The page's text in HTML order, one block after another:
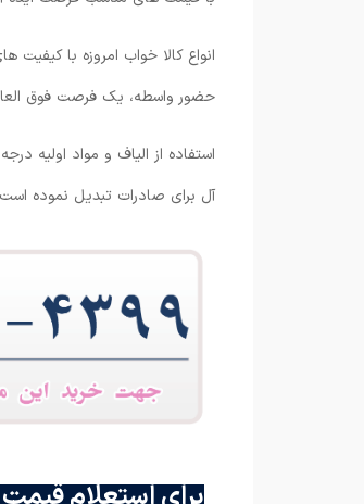
انواع کالا خواب امروزه با
حضور واسطه، یک فرصت فوق
استفاده از الیاف و مواد اولیه
آل برای صادرات تبدیل نموده